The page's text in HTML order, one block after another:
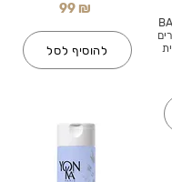
99 ₪
להוסיף לסל